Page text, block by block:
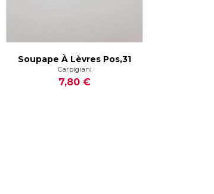
Soupape À Lèvres Pos,31
Carpigiani
7,80 €